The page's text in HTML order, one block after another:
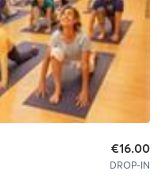
€16.00
DROP-IN